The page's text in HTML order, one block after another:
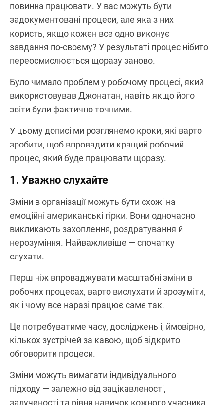
повинна працювати. У вас можуть бути
задокументовані процеси, але яка з них
користь, якщо кожен все одно виконує
завдання по-своєму? У результаті процес нібито
переосмислюється щоразу заново.
Було чимало проблем у робочому процесі, який
використовував Джонатан, навіть якщо його
звіти були фактично точними.
У цьому дописі ми розглянемо кроки, які варто
зробити, щоб впровадити кращий робочий
процес, який буде працювати щоразу.
1. Уважно слухайте
Зміни в організації можуть бути схожі на
емоційні американські гірки. Вони одночасно
викликають захоплення, роздратування й
нерозуміння. Найважливіше — спочатку
слухати.
Перш ніж впроваджувати масштабні зміни в
робочих процесах, варто вислухати й зрозуміти,
як і чому все наразі працює саме так.
Це потребуватиме часу, досліджень і, ймовірно,
кількох зустрічей за кавою, щоб відкрито
обговорити процеси.
Зміни можуть вимагати індивідуального
підходу — залежно від зацікавленості,
залученості та рівня навичок кожного учасника.